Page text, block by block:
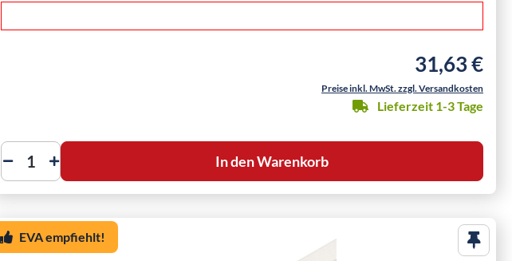
Regulärer
31,63 €
Preise inkl. MwSt. zzgl. Versandkosten
Lieferzeit 1-3 Tage
In den Warenkorb
EVA empfiehlt!